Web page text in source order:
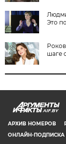
Это
шаге
AIF.BY
АРХИВ НОМЕРОВ
ОНЛАЙН-